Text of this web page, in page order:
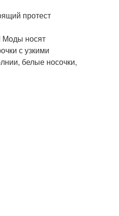
протест
Моды носят
с узкими
белые носочки,